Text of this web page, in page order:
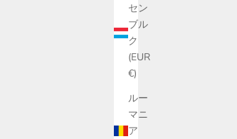
セン
ブル
ク
(EUR
€)
ルー
マニ
ア